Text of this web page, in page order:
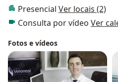
Presencial Ver locais (2)
Consulta por vídeo Ver
Fotos e vídeos